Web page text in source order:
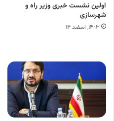
اولین نشست خبری وزیر راه و
شهرسازی
۱۴۰۳, اسفند ۱۴